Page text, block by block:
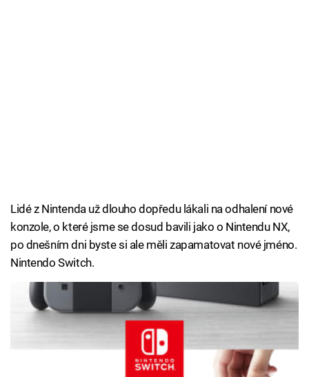
Lidé z Nintenda už dlouho dopředu lákali na odhalení nové
konzole, o které jsme se dosud bavili jako o Nintendu NX,
po dnešním dni byste si ale měli zapamatovat nové jméno.
Nintendo Switch.